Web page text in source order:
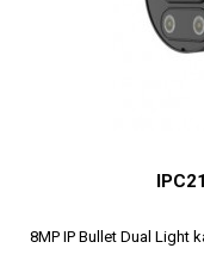
8MP IP Bullet Dual Light